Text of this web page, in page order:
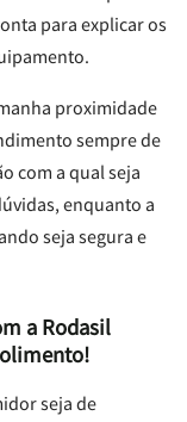
para explicar os
proximidade
sempre de
com a qual seja
enquanto a
seja segura e
a Rodasil
seja de